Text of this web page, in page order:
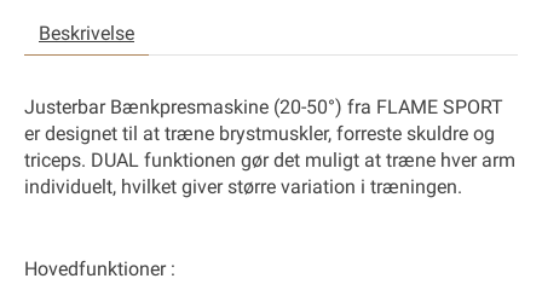
Beskrivelse
Justerbar Bænkpresmaskine (20-50°) fra FLAME SPORT
er designet til at træne brystmuskler, forreste skuldre og
triceps. DUAL funktionen gør det muligt at træne hver arm
individuelt, hvilket giver større variation i træningen.
Hovedfunktioner: